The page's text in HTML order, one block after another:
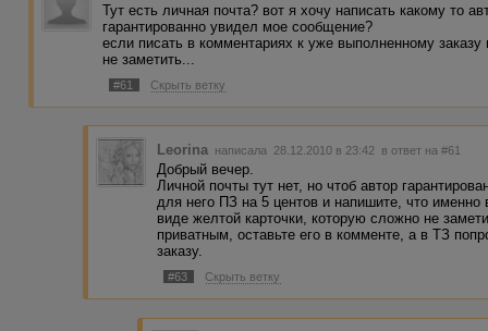
Тут есть личная почта? вот я хочу написать какому то
гарантированно увидел мое сообщение?
если писать в комментариях к уже выполненному
не заметить...
#61 Скрыть ветку
Leorina написала 28.12.2010 в 23:42 в ответ на #61
Добрый вечер.
Личной почты тут нет, но чтоб автор
для него ПЗ на 5 центов и напишите, что
виде желтой карточки, которую сложно не
приватным, оставьте его в комменте, а в ТЗ
заказу.
#63 Скрыть ветку